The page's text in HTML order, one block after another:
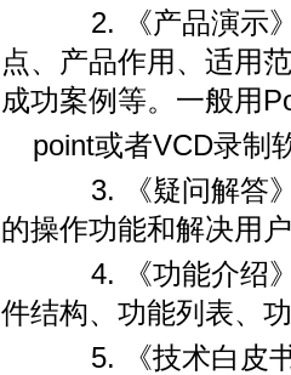
2. 《产品演示》
点、产品作用、适用
成功案例等。一般用
point或者VCD录制
3. 《疑问解答》
的操作功能和解决用
4. 《功能介绍》
件结构、功能列表、
5. 《技术白皮书